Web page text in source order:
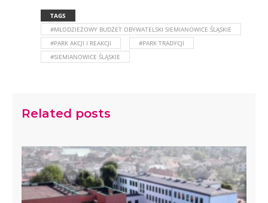
TAGS
#MŁODZIEŻOWY BUDŻET OBYWATELSKI SIEMIANOWICE ŚLĄSKIE
#PARK AKCJI I REAKCJI
#PARK TRADYCJI
#SIEMIANOWICE ŚLĄSKIE
Related posts